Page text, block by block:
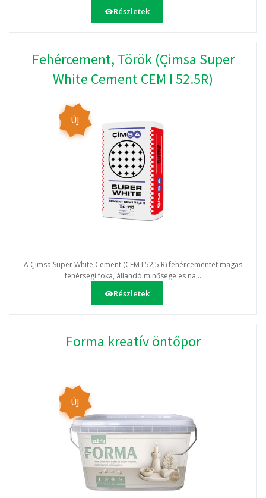
Részletek
Fehércement, Török (Çimsa Super
White Cement CEM I 52.5R)
ÚJ
A Çimsa Super White Cement (CEM I 52,5 R) fehércementet magas
fehérségi foka, állandó minősége és na...
Részletek
Forma kreatív öntőpor
ÚJ